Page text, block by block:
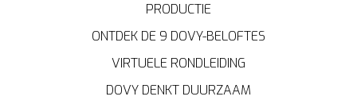
PRODUCTIE
ONTDEK DE 9 DOVY-BELOFTES
VIRTUELE RONDLEIDING
DOVY DENKT DUURZAAM